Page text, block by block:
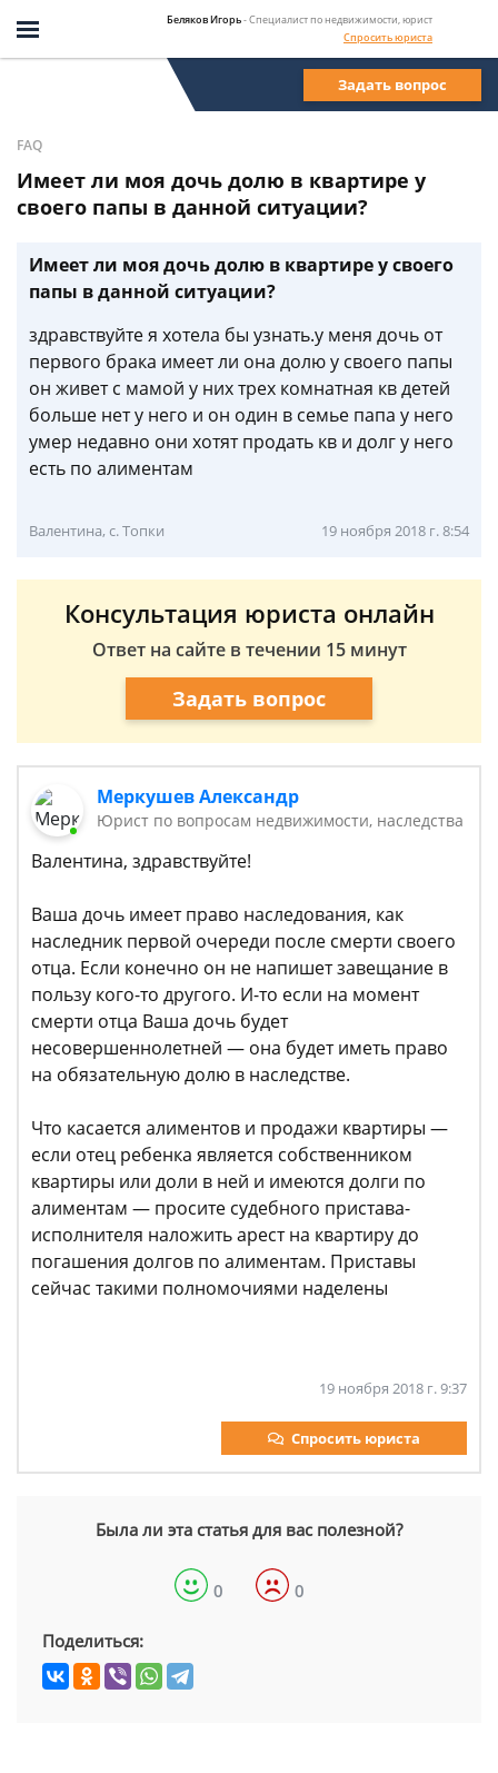
Беляков Игорь- Специалист по недвижимости, юрист
Спросить юриста
Задать вопрос
FAQ
Имеет ли моя дочь долю в квартире у
своего папы в данной ситуации?
Имеет ли моя дочь долю в квартире у своего
папы в данной ситуации?
здравствуйте я хотела бы узнать.у меня дочь от
первого брака имеет ли она долю у своего папы
он живет с мамой у них трех комнатная кв детей
больше нет у него и он один в семье папа у него
умер недавно они хотят продать кв и долг у него
есть по алиментам
Валентина, с. Топки 19 ноября 2018 г. 8:54
Консультация юриста онлайн
Ответ на сайте в течении 15 минут
Задать вопрос
Меркушев Александр
Юрист по вопросам недвижимости, наследства
Валентина, здравствуйте!
Ваша дочь имеет право наследования, как
наследник первой очереди после смерти своего
отца. Если конечно он не напишет завещание в
пользу кого-то другого. И-то если на момент
смерти отца Ваша дочь будет
несовершеннолетней — она будет иметь право
на обязательную долю в наследстве.
Что касается алиментов и продажи квартиры —
если отец ребенка является собственником
квартиры или доли в ней и имеются долги по
алиментам — просите судебного пристава-
исполнителя наложить арест на квартиру до
погашения долгов по алиментам. Приставы
сейчас такими полномочиями наделены
19 ноября 2018 г. 9:37
Спросить юриста
Была ли эта статья для вас полезной?
0 0
Поделиться: